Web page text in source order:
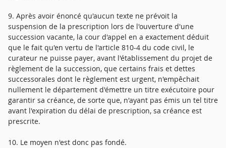
9. Après avoir énoncé qu'aucun texte ne prévoit la
suspension de la prescription lors de l'ouverture d'une
succession vacante, la cour d'appel en a exactement déduit
que le fait qu'en vertu de l'article 810-4 du code civil, le
curateur ne puisse payer, avant l'établissement du projet de
règlement de la succession, que certains frais et dettes
successorales dont le règlement est urgent, n'empêchait
nullement le département d'émettre un titre exécutoire pour
garantir sa créance, de sorte que, n'ayant pas émis un tel titre
avant l'expiration du délai de prescription, sa créance est
prescrite.
10. Le moyen n'est donc pas fondé.